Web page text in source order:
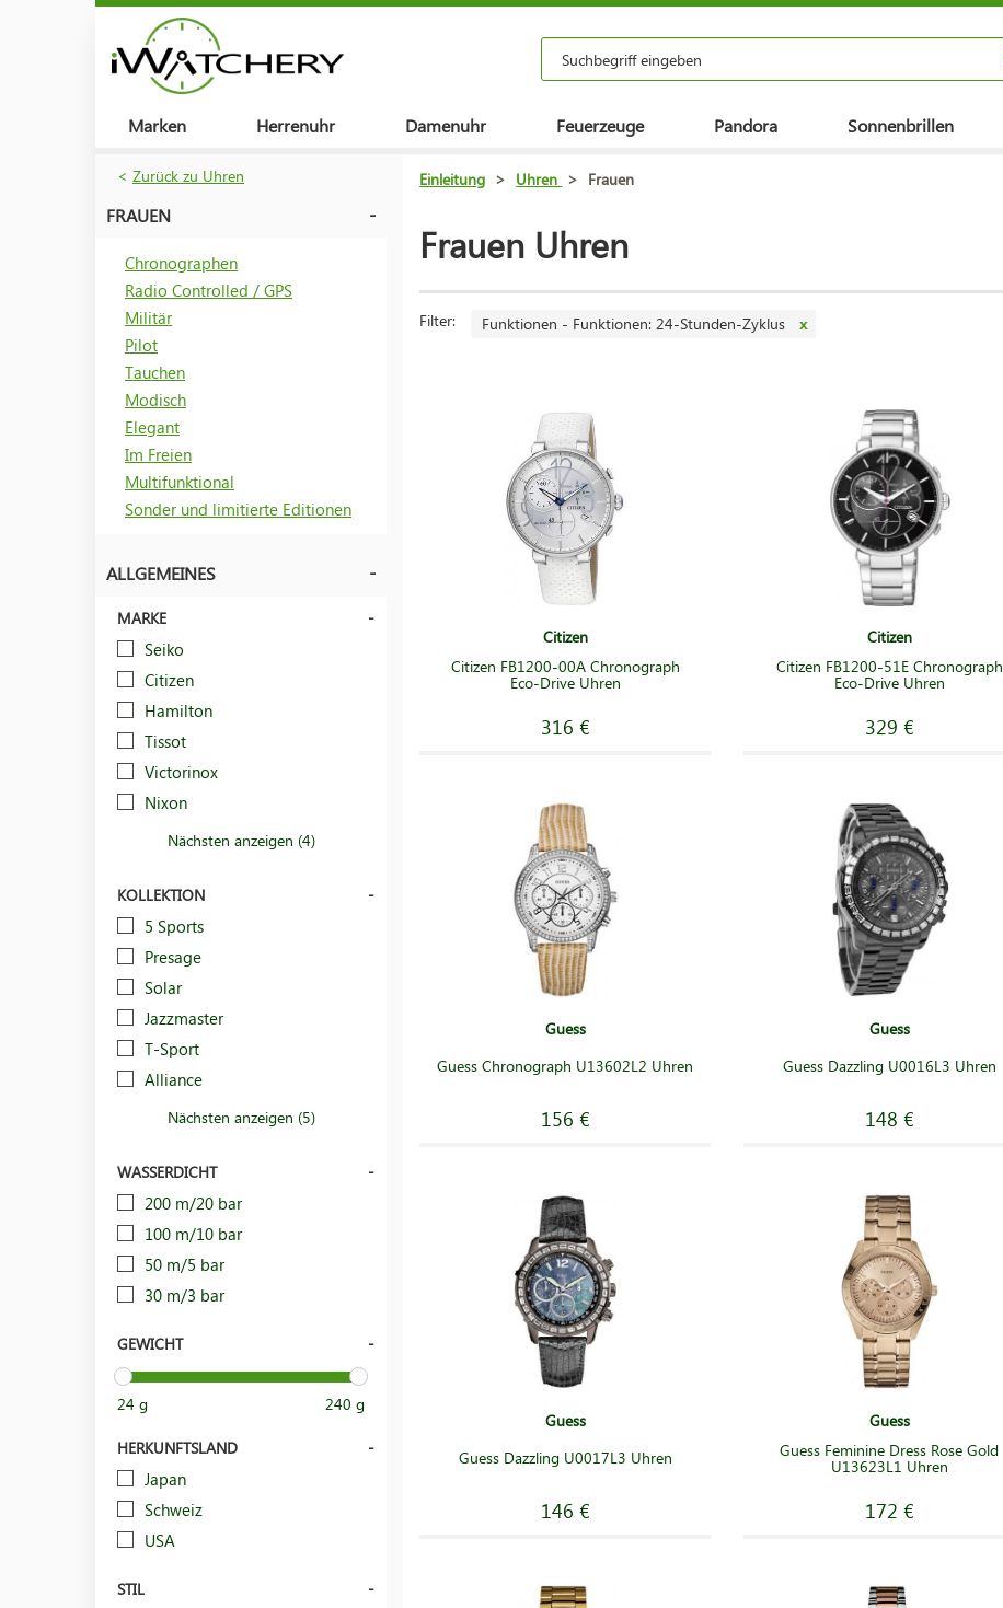
Marken Herrenuhr Damenuhr Feuerzeuge Pandora Sonnenbrillen
< Zurück zu Uhren
FRAUEN
Chronographen
Radio Controlled / GPS
Militär
Pilot
Tauchen
Modisch
Elegant
Im Freien
Multifunktional
Sonder und limitierte Editionen
ALLGEMEINES
MARKE
Seiko
Citizen
Hamilton
Tissot
Victorinox
Nixon
Nächsten anzeigen (4)
KOLLEKTION
5 Sports
Presage
Solar
Jazzmaster
T-Sport
Alliance
Nächsten anzeigen (5)
WASSERDICHT
200 m/20 bar
100 m/10 bar
50 m/5 bar
30 m/3 bar
GEWICHT
24 g 240 g
HERKUNFTSLAND
Japan
Schweiz
USA
STIL
Einleitung > Uhren > Frauen
Frauen Uhren
Filter: Funktionen - Funktionen: 24-Stunden-Zyklus x
Citizen
Citizen FB1200-00A Chronograph
Eco-Drive Uhren
316 €
Citizen
Citizen FB1200-51E Chronograph
Eco-Drive Uhren
329 €
Guess
Guess Chronograph U13602L2 Uhren
156 €
Guess
Guess Dazzling U0016L3 Uhren
148 €
Guess
Guess Dazzling U0017L3 Uhren
146 €
Guess
Guess Feminine Dress Rose Gold
U13623L1 Uhren
172 €